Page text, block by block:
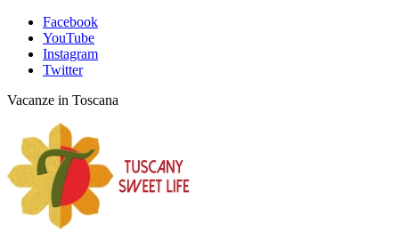
Facebook
YouTube
Instagram
Twitter
Vacanze in Toscana